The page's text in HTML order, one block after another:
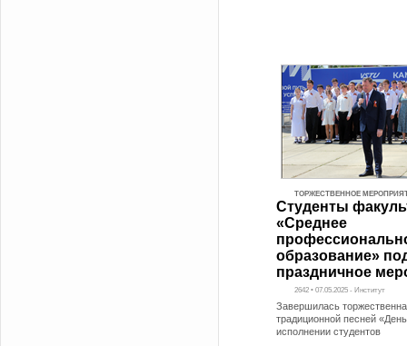
ТОРЖЕСТВЕННОЕ
Студенты
«Среднее
образование»
праздничное
2642 • 07.05.2025 - Институт
Завершилась
традиционной песней
исполнении студентов